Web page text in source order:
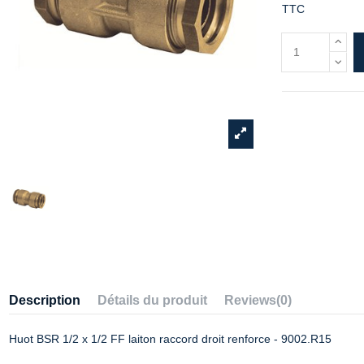
TTC
Description Détails du produit Reviews(0)
Huot BSR 1/2 x 1/2 FF laiton raccord droit renforce - 9002.R15